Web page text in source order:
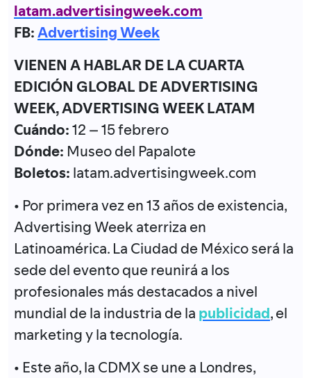
latam.advertisingweek.com
FB:Advertising Week
VIENEN A HABLAR DE LA CUARTA
EDICIÓN GLOBAL DE ADVERTISING
WEEK, ADVERTISING WEEK LATAM
Cuándo:12 – 15 febrero
Dónde: Museo del Papalote
Boletos: latam.advertisingweek.com
• Por primera vez en 13 años de existencia,
Advertising Week aterriza en
Latinoamérica. La Ciudad de México será la
sede del evento que reunirá a los
profesionales más destacados a nivel
mundial de la industria de la publicidad, el
marketing y la tecnología.
• Este año, la CDMX se une a Londres,